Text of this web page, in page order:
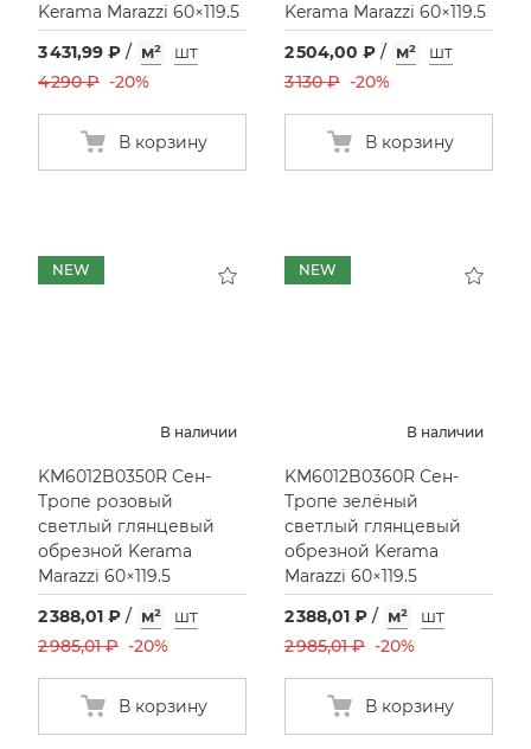
Kerama Marazzi 60×119.5
3 431,99 ₽ / м²
шт
4 290 ₽ -20%
В корзину
Kerama Marazzi 60×119.5
2 504,00 ₽ / м²
шт
3 130 ₽ -20%
В корзину
NEW
В наличии
KM6012B0350R Сен-
Тропе розовый
светлый глянцевый
обрезной Kerama
Marazzi 60×119.5
2 388,01 ₽ / м²
шт
2 985,01 ₽ -20%
В корзину
NEW
В наличии
KM6012B0360R Сен-
Тропе зелёный
светлый глянцевый
обрезной Kerama
Marazzi 60×119.5
2 388,01 ₽ / м²
шт
2 985,01 ₽ -20%
В корзину